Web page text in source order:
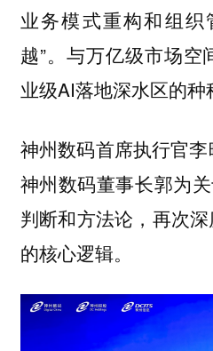
业务模式重构和组织
越”。与万亿级市场空
业级AI落地深水区的种
神州数码首席执行官
神州数码董事长郭为关
判断和方法论，再次
的核心逻辑。